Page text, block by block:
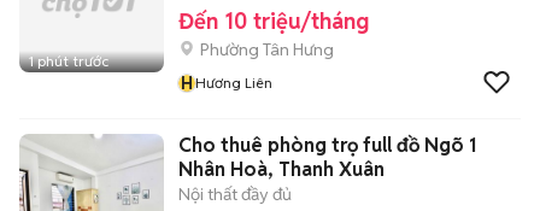
1 phút trước
Đến 10 triệu/tháng
Phường Tân Hưng
HHương Liên
Cho thuê phòng trọ full đồ Ngõ 1
Nhân Hoà, Thanh Xuân
Nội thất đầy đủ